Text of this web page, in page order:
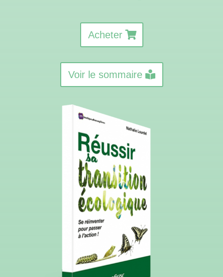
Acheter
Voir le sommaire